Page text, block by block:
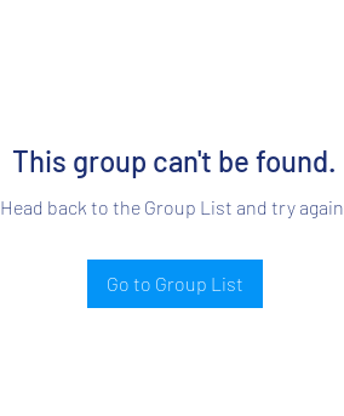
This group can't be found.
Head back to the Group List and try again.
Go to Group List